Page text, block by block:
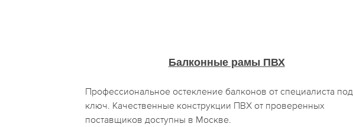
Балконные рамы ПВХ
Профессиональное остекление балконов от специалиста под
ключ. Качественные конструкции ПВХ от проверенных
поставщиков доступны в Москве.